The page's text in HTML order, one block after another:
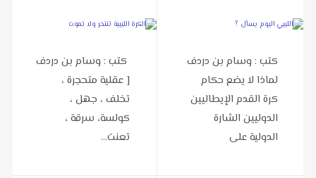
كتب : وسام بن دردف
لماذا لا يضع حكام
كرة القدم الإيطاليين
الدوليين الشارة
الدولية على
كتب : وسام بن دردف
[ عقلية متحجرة ،
تخلف ، جهل ،
كولسة، سرقة ،
تعنت…